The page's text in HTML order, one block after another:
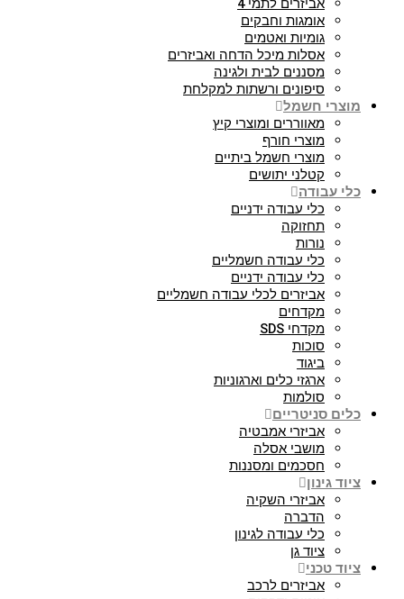
אביזרים לתמי 4
אומגות וחבקים
גומיות ואטמים
אסלות מיכל הדחה ואביזרים
מסננים לבית ולגינה
סיפונים ורשתות למקלחת
מוצרי חשמל
מאווררים ומוצרי קיץ
מוצרי חורף
מוצרי חשמל ביתיים
קטלני יתושים
כלי עבודה
כלי עבודה ידניים
תחזוקה
נורות
כלי עבודה חשמליים
כלי עבודה ידניים
אביזרים לכלי עבודה חשמליים
מקדחים
מקדחי SDS
סוכות
ביגוד
ארגזי כלים וארגוניות
סולמות
כלים סניטריים
אביזרי אמבטיה
מושבי אסלה
חסכמים ומסננות
ציוד גינון
אביזרי השקיה
הדברה
כלי עבודה לגינון
ציוד גן
ציוד טכני
אביזרים לרכב